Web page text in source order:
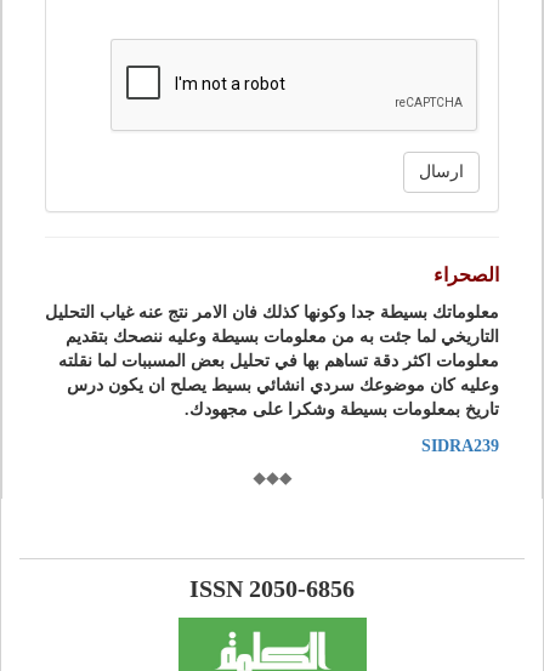
ارسال
الصحراء
معلوماتك بسيطة جدا وكونها كذلك فان الامر نتج عنه غياب التحليل
التاريخي لما جئت به من معلومات بسيطة وعليه ننصحك بتقديم
معلومات اكثر دقة تساهم بها في تحليل بعض المسببات لما نقلته
وعليه كان موضوعك سردي انشائي بسيط يصلح ان يكون درس
تاريخ بمعلومات بسيطة وشكرا على مجهودك.
SIDRA239
ISSN 2050-6856